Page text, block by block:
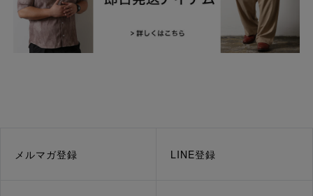
メルマガ登録 LINE登録